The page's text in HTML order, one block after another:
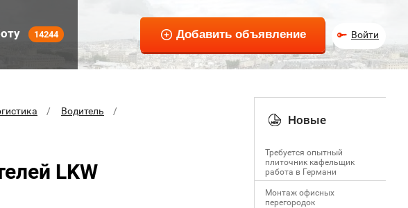
14244 Войти
Водитель
LKW
Новые
Требуется опытный
плиточник кафельщик
работa в Германи
Mонтаж офисных
перегородок